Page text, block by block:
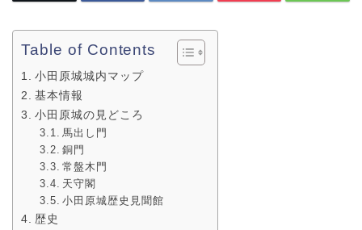
Table of Contents
小田原城城内マップ
基本情報
小田原城の見どころ
馬出し門
銅門
常盤木門
天守閣
小田原城歴史見聞館
歴史